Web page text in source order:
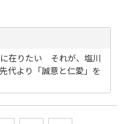
に在りたい それが、塩川
代より「誠意と仁愛」を